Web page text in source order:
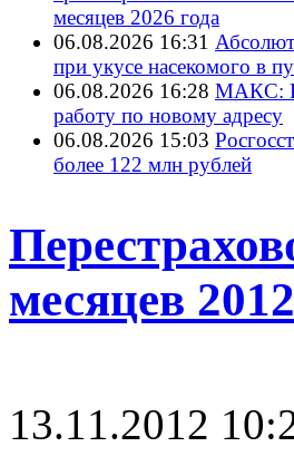
месяцев 2026 года
06.08.2026 16:31
при укусе насекомого в
06.08.2026 16:28 МАКС:
работу по новому адресу
06.08.2026 15:03
более 122 млн рублей
месяцев
13.11.2012